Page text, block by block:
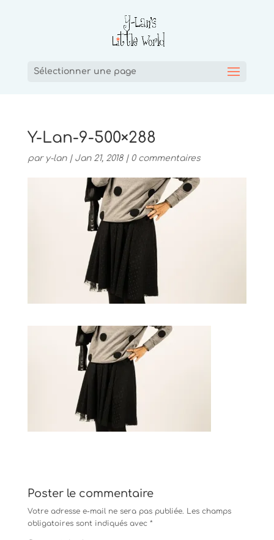
Sélectionner une page
Y-Lan-9-500×288
par y-lan| Jan 21, 2018| 0 commentaires
Poster le commentaire
Votre adresse e-mail ne sera pas publiée. Les champs
obligatoires sont indiqués avec *